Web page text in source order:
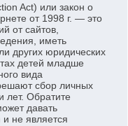
Act) или закон о
от 1998 г. — это
от сайтов,
иметь
других юридических
детей младше
вида
сбор личных
лет. Обратите
давать
не является